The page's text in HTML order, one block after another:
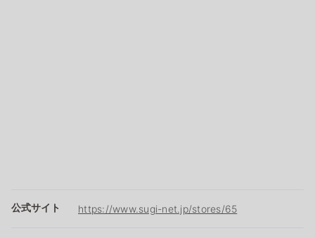
公式サイト https://www.sugi-net.jp/stores/65